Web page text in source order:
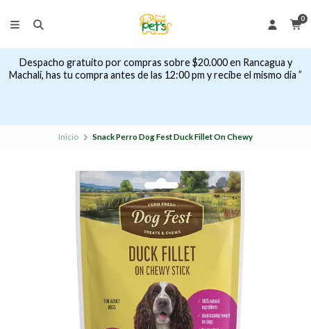
0
Despacho gratuito por compras sobre $20.000 en Rancagua y
Machalí, has tu compra antes de las 12:00 pm y recibe el mismo dia ”
Inicio Snack Perro Dog Fest Duck Fillet On Chewy